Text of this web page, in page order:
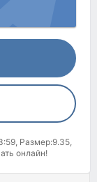
Размер:9.35,
онлайн!